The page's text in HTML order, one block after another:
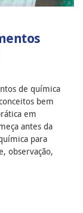
de química
bem
em
antes da
para
observação,